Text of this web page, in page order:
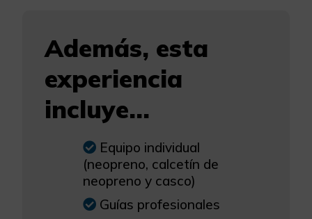
Además, esta
experiencia
incluye...
Equipo individual
(neopreno, calcetín de
neopreno y casco)
Guías profesionales